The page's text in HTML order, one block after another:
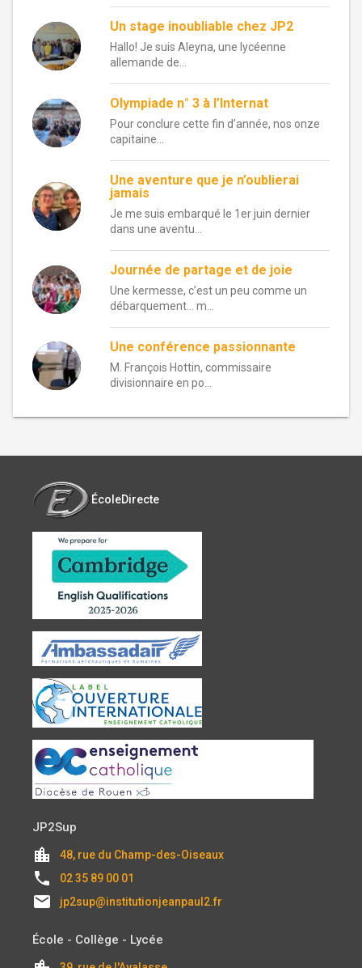
Un stage inoubliable chez JP2
Hallo! Je suis Aleyna, une lycéenne
allemande de...
Olympiade n° 3 à l’Internat
Pour conclure cette fin d’année, nos onze
capitaine...
Une aventure que je n’oublierai
jamais
Je me suis embarqué le 1er juin dernier
dans une aventu...
Journée de partage et de joie
Une kermesse, c’est un peu comme un
débarquement… m...
Une conférence passionnante
M. François Hottin, commissaire
divisionnaire en po...
ÉcoleDirecte
JP2Sup
location_city 48, rue du Champ-des-Oiseaux
local_phone 02 35 89 00 01
email jp2sup@institutionjeanpaul2.fr
École - Collège - Lycée